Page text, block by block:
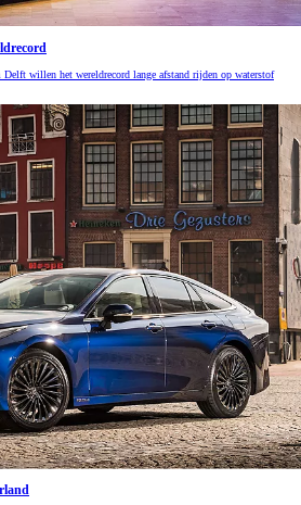
Delft willen het wereldrecord lange afstand rijden op waterstof